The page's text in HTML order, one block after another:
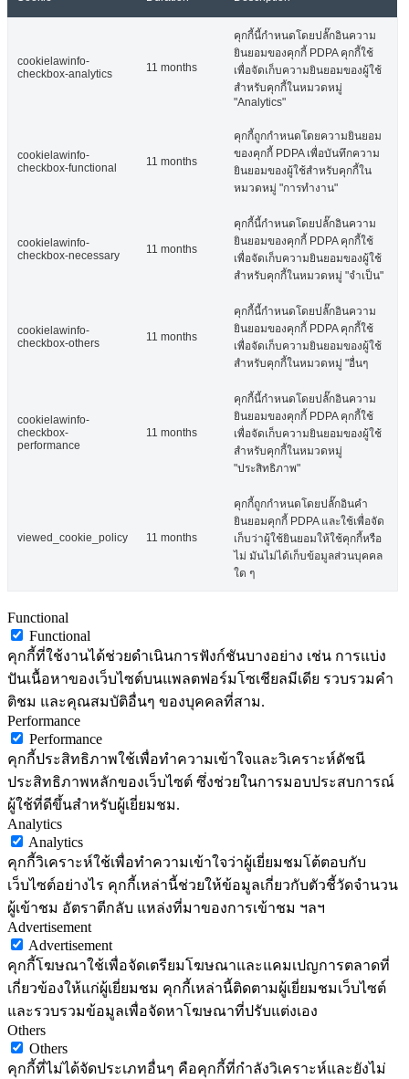
cookielawinfo-
checkbox-analytics
11 months
คุกกี้นี้กำหนดโดยปลั๊กอินความ
ยินยอมของคุกกี้ PDPA คุกกี้ใช้
เพื่อจัดเก็บความยินยอมของผู้ใช้
สำหรับคุกกี้ในหมวดหมู่
"Analytics"
cookielawinfo-
checkbox-functional
11 months
คุกกี้ถูกกำหนดโดยความยินยอม
ของคุกกี้ PDPA เพื่อบันทึกความ
ยินยอมของผู้ใช้สำหรับคุกกี้ใน
หมวดหมู่ "การทำงาน"
cookielawinfo-
checkbox-necessary
11 months
คุกกี้นี้กำหนดโดยปลั๊กอินความ
ยินยอมของคุกกี้ PDPA คุกกี้ใช้
เพื่อจัดเก็บความยินยอมของผู้ใช้
สำหรับคุกกี้ในหมวดหมู่ "จำเป็น"
cookielawinfo-
checkbox-others
11 months
คุกกี้นี้กำหนดโดยปลั๊กอินความ
ยินยอมของคุกกี้ PDPA คุกกี้ใช้
เพื่อจัดเก็บความยินยอมของผู้ใช้
สำหรับคุกกี้ในหมวดหมู่ "อื่นๆ
cookielawinfo-
checkbox-
performance
11 months
คุกกี้นี้กำหนดโดยปลั๊กอินความ
ยินยอมของคุกกี้ PDPA คุกกี้ใช้
เพื่อจัดเก็บความยินยอมของผู้ใช้
สำหรับคุกกี้ในหมวดหมู่
"ประสิทธิภาพ"
viewed_cookie_policy 11 months
คุกกี้ถูกกำหนดโดยปลั๊กอินคำ
ยินยอมคุกกี้ PDPA และใช้เพื่อจัด
เก็บว่าผู้ใช้ยินยอมให้ใช้คุกกี้หรือ
ไม่ มันไม่ได้เก็บข้อมูลส่วนบุคคล
ใด ๆ
Functional
Functional
คุกกี้ที่ใช้งานได้ช่วยดำเนินการฟังก์ชันบางอย่าง เช่น การแบ่ง
ปันเนื้อหาของเว็บไซต์บนแพลตฟอร์มโซเชียลมีเดีย รวบรวมคำ
ติชม และคุณสมบัติอื่นๆ ของบุคคลที่สาม.
Performance
Performance
คุกกี้ประสิทธิภาพใช้เพื่อทำความเข้าใจและวิเคราะห์ดัชนี
ประสิทธิภาพหลักของเว็บไซต์ ซึ่งช่วยในการมอบประสบการณ์
ผู้ใช้ที่ดีขึ้นสำหรับผู้เยี่ยมชม.
Analytics
Analytics
คุกกี้วิเคราะห์ใช้เพื่อทำความเข้าใจว่าผู้เยี่ยมชมโต้ตอบกับ
เว็บไซต์อย่างไร คุกกี้เหล่านี้ช่วยให้ข้อมูลเกี่ยวกับตัวชี้วัดจำนวน
ผู้เข้าชม อัตราตีกลับ แหล่งที่มาของการเข้าชม ฯลฯ
Advertisement
Advertisement
คุกกี้โฆษณาใช้เพื่อจัดเตรียมโฆษณาและแคมเปญการตลาดที่
เกี่ยวข้องให้แก่ผู้เยี่ยมชม คุกกี้เหล่านี้ติดตามผู้เยี่ยมชมเว็บไซต์
และรวบรวมข้อมูลเพื่อจัดหาโฆษณาที่ปรับแต่งเอง
Others
Others
คุกกี้ที่ไม่ได้จัดประเภทอื่นๆ คือคุกกี้ที่กำลังวิเคราะห์และยังไม่